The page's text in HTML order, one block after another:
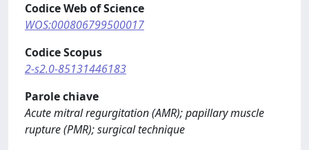
Codice Web of Science
WOS:000806799500017
Codice Scopus
2-s2.0-85131446183
Parole chiave
Acute mitral regurgitation (AMR); papillary muscle
rupture (PMR); surgical technique